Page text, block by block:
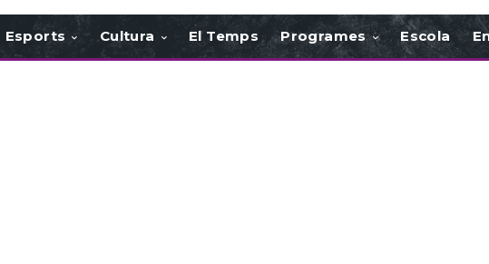
Esports Cultura El Temps Programes Escola